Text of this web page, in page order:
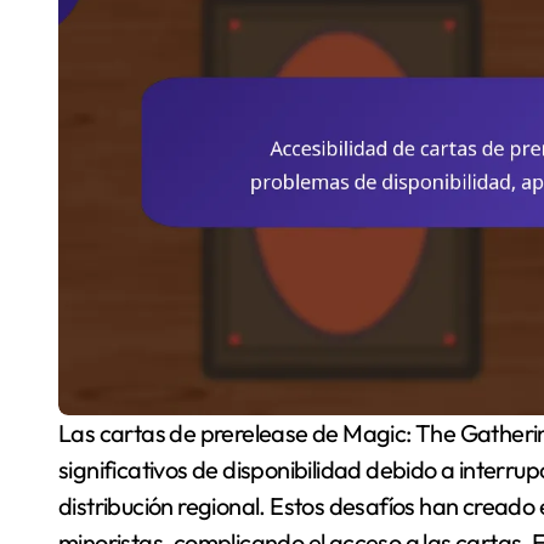
Las cartas de prerelease de Magic: The Gathering están experimentando actualmente problemas
significativos de disponibilidad debido a
distribución regional. Estos desafíos han